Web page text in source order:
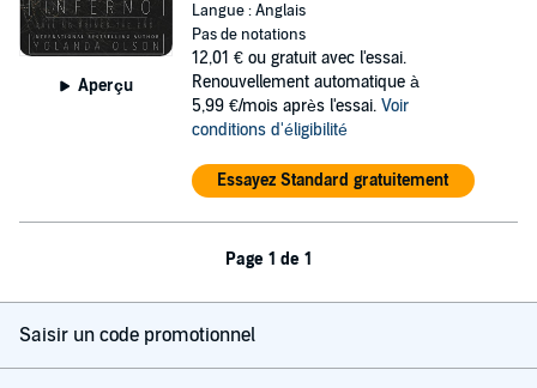
Aperçu
Langue : Anglais
Pas de notations
12,01 € ou gratuit avec l'essai.
Renouvellement automatique à
5,99 €/mois après l'essai. Voir
conditions d'éligibilité
Essayez Standard gratuitement
Page 1 de 1
Saisir un code promotionnel